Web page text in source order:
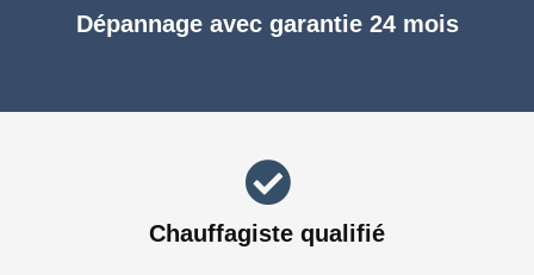
Dépannage avec garantie 24 mois
Chauffagiste qualifié